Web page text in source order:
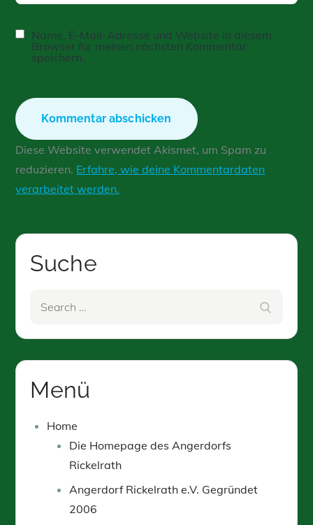
Name, E-Mail-Adresse und Website in diesem
Browser für meinen nächsten Kommentar
speichern.
Diese Website verwendet Akismet, um Spam zu
reduzieren. Erfahre, wie deine Kommentardaten
verarbeitet werden.
Suche
Menü
Home
Die Homepage des Angerdorfs
Rickelrath
Angerdorf Rickelrath e.V. Gegründet
2006